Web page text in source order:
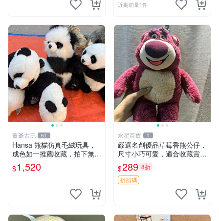
近期銷量1件
董爺古玩 61
Hansa 熊貓仿真毛絨玩具，
成色如一推薦收藏，拍下無疑
心 熊貓 毛絨玩具 收藏
$1,520
水星百貨 1
嚴選名創優品草莓香熊公仔，
尺寸小巧可愛，適合收藏賞玩
30cm 玩具 公仔 草莓熊
$289 8折
折扣碼